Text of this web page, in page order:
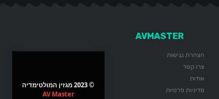
AVMASTER
הצהרת נגישות
צרו קשר
אודות
מדיניות פרטיות
© 2023 מגזין המולטימדיה
AV Master